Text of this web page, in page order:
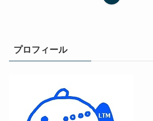
プロフィール